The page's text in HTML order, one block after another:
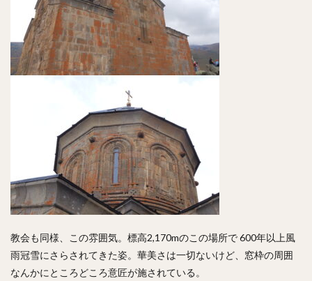
教会も同様、この雰囲気。標高2,170mのこの場所で 600年以上風
雨冠雪にさらされてきた姿。華美さは一切ないけど、窓枠の周囲
なんかにところどころ意匠が施されている。